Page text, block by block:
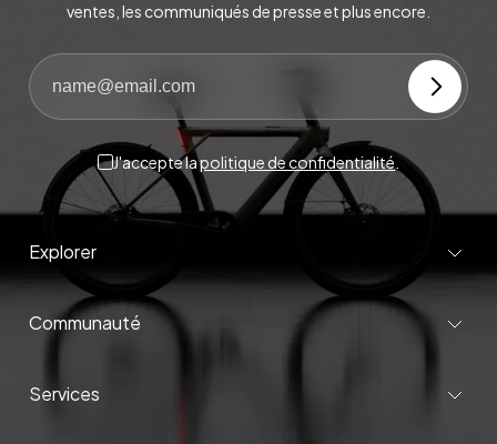
ventes, les communiqués de presse et plus encore.
J'accepte lapolitique de confidentialité
Explorer
Communauté
Services